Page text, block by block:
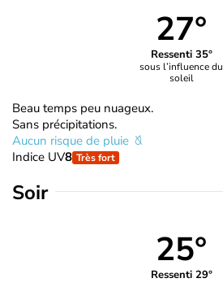
27°
Ressenti 35°
sous l’influence du
soleil
Beau temps peu nuageux.
Sans précipitations.
Aucun risque de pluie
Indice UV8 Très fort
Soir
25°
Ressenti 29°